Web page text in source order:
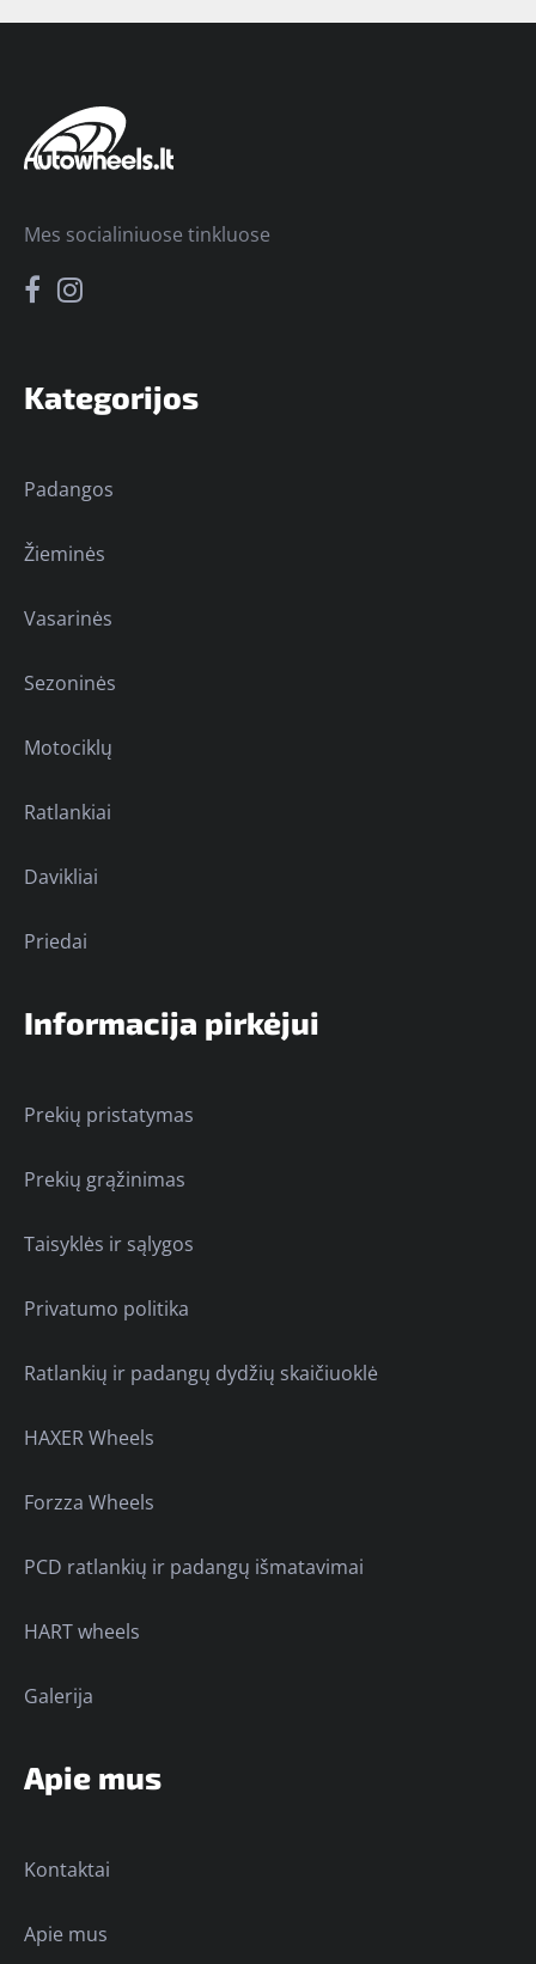
Kategorijos
Padangos
Žieminės
Vasarinės
Sezoninės
Motociklų
Ratlankiai
Davikliai
Priedai
Informacija pirkėjui
Prekių pristatymas
Prekių grąžinimas
Taisyklės ir sąlygos
Privatumo politika
Ratlankių ir padangų dydžių skaičiuoklė
HAXER Wheels
Forzza Wheels
PCD ratlankių ir padangų išmatavimai
HART wheels
Galerija
Apie mus
Kontaktai
Apie mus
Mes socialiniuose tinkluose